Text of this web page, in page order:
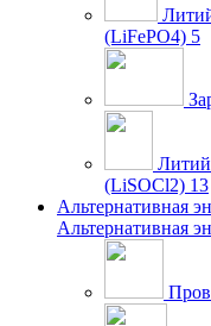
(LiFePO4) 5
(LiSOCl2) 13
Альтернативная
Альтернативная